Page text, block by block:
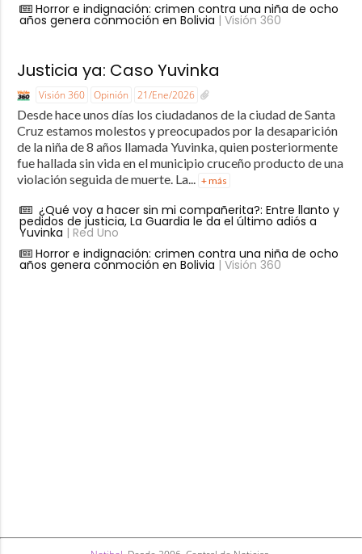
Horror e indignación: crimen contra una niña de ocho
años genera conmoción en Bolivia | Visión 360
Justicia ya: Caso Yuvinka
Visión 360 Opinión 21/Ene/2026
Desde hace unos días los ciudadanos de la ciudad de Santa
Cruz estamos molestos y preocupados por la desaparición
de la niña de 8 años llamada Yuvinka, quien posteriormente
fue hallada sin vida en el municipio cruceño producto de una
violación seguida de muerte. La... + más
¿Qué voy a hacer sin mi compañerita?: Entre llanto y
pedidos de justicia, La Guardia le da el último adiós a
Yuvinka | Red Uno
Horror e indignación: crimen contra una niña de ocho
años genera conmoción en Bolivia | Visión 360